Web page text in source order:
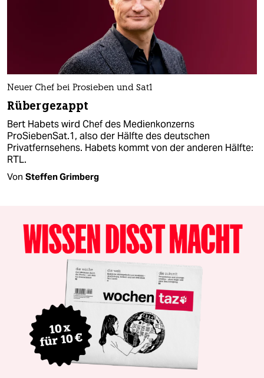
Neuer Chef bei Prosieben und Sat1
Rübergezappt
Bert Habets wird Chef des Medienkonzerns
ProSiebenSat.1, also der Hälfte des deutschen
Privatfernsehens. Habets kommt von der anderen Hälfte:
RTL.
Von Steffen Grimberg